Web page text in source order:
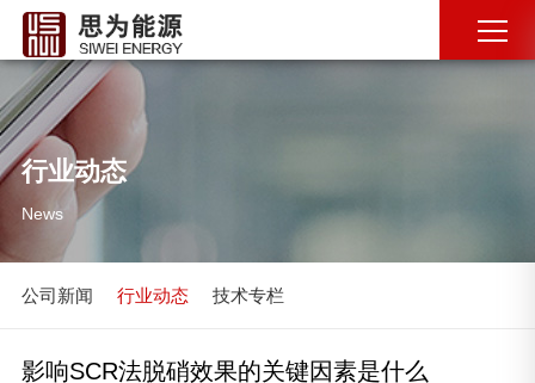
行业动态
News
公司新闻 行业动态 技术专栏
影响SCR法脱硝效果的关键因素是什么